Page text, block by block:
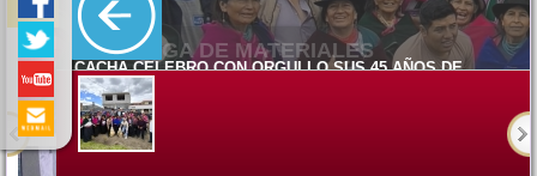
CACHA CELEBRO CON ORGULLO SUS 45 AÑOS DE
PARROQUIALIZACION
Lunes, 08 Junio 2026 15:17